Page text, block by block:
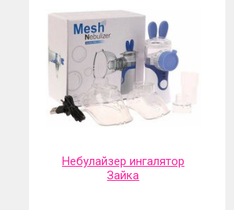
Фильтр-насадка на кран